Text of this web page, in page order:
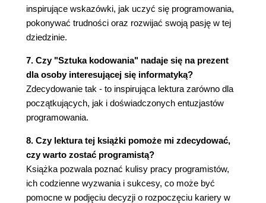
inspirujące wskazówki, jak uczyć się programowania,
pokonywać trudności oraz rozwijać swoją pasję w tej
dziedzinie.
7. Czy "Sztuka kodowania" nadaje się na prezent
dla osoby interesującej się informatyką?
Zdecydowanie tak - to inspirująca lektura zarówno dla
początkujących, jak i doświadczonych entuzjastów
programowania.
8. Czy lektura tej książki pomoże mi zdecydować,
czy warto zostać programistą?
Książka pozwala poznać kulisy pracy programistów,
ich codzienne wyzwania i sukcesy, co może być
pomocne w podjęciu decyzji o rozpoczęciu kariery w